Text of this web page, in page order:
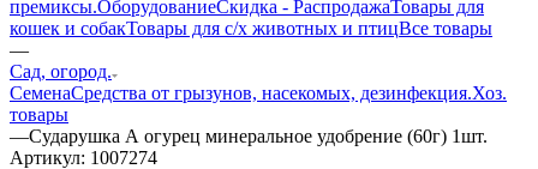
премиксы.ОборудованиеСкидка - РаспродажаТовары для
кошек и собакТовары для с/х животных и птицВсе товары
—
Сад, огород.
СеменаСредства от грызунов, насекомых, дезинфекция.Хоз.
товары
—Сударушка А огурец минеральное удобрение (60г) 1шт.
Артикул: 1007274